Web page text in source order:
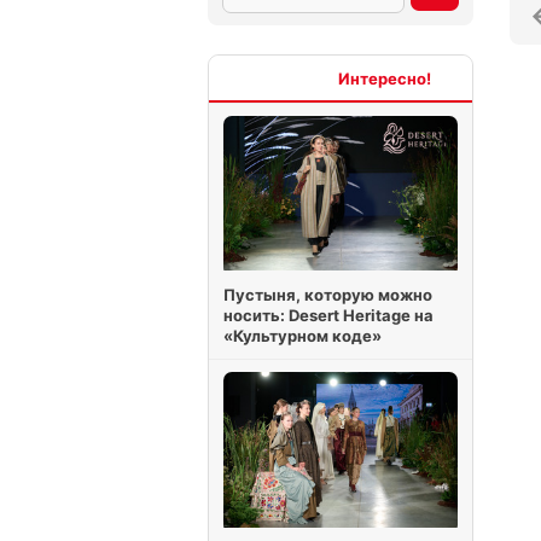
Пустыня, которую можно
носить: Desert Heritage на
«Культурном коде»